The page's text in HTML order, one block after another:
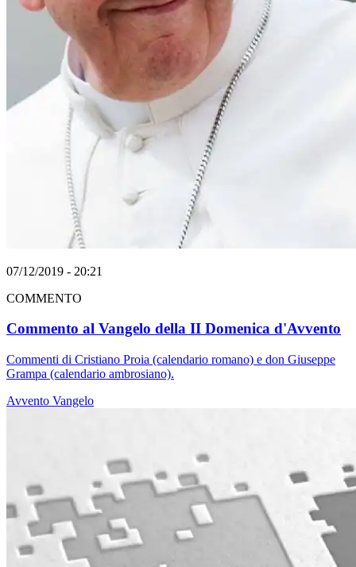
07/12/2019 - 20:21
COMMENTO
Commento al Vangelo della II Domenica d'Avvento
Commenti di Cristiano Proia (calendario romano) e don Giuseppe
Grampa (calendario ambrosiano).
Avvento Vangelo